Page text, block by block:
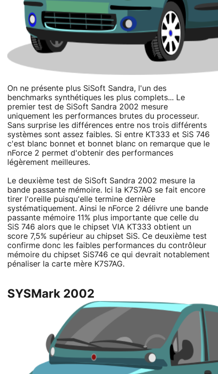
On ne présente plus SiSoft Sandra, l'un des
benchmarks synthétiques les plus complets... Le
premier test de SiSoft Sandra 2002 mesure
uniquement les performances brutes du processeur.
Sans surprise les différences entre nos trois différents
systèmes sont assez faibles. Si entre KT333 et SiS 746
c'est blanc bonnet et bonnet blanc on remarque que le
nForce 2 permet d'obtenir des performances
légèrement meilleures.
Le deuxième test de SiSoft Sandra 2002 mesure la
bande passante mémoire. Ici la K7S7AG se fait encore
tirer l'oreille puisqu'elle termine dernière
systématiquement. Ainsi le nForce 2 délivre une bande
passante mémoire 11% plus importante que celle du
SiS 746 alors que le chipset VIA KT333 obtient un
score 7,5% supérieur au chipset SiS. Ce deuxième test
confirme donc les faibles performances du contrôleur
mémoire du chipset SiS746 ce qui devrait notablement
pénaliser la carte mère K7S7AG.
SYSMark 2002